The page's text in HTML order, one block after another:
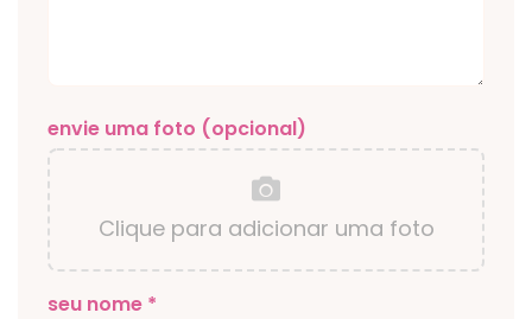
envie uma foto (opcional)
Clique para adicionar uma foto
seu nome *